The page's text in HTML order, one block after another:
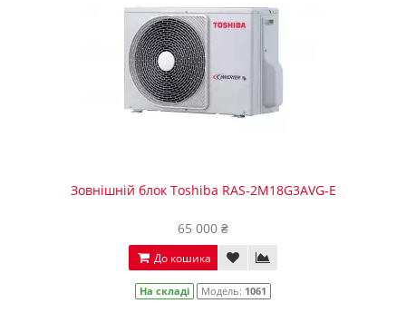
Зовнішній блок Toshiba RAS-2M18G3AVG-E
65 000 ₴
До кошика
На складі Модель: 1061